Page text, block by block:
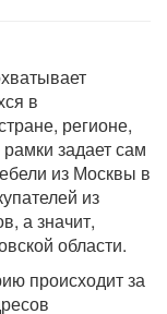
в
регионе,
задает сам
из Москвы в
из
а значит,
области.
происходит за